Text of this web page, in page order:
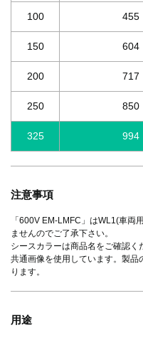
100 455
150 604
200 717
250 850
325 994
注意事項
「600V EM-LMFC」はWL1(車両
ませんのでご了承下さい。
シースカラーは商品名をご確認く
共通画像を使用しています。製品
ります。
用途